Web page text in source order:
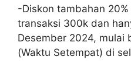
-Diskon tambahan
transaksi 300k dan
Desember 2024, mulai
(Waktu Setempat) di